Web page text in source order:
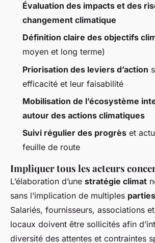
Évaluation des impacts et des
changement climatique
Définition claire des objectifs
moyen et long terme)
Priorisation des leviers d’action
efficacité et leur faisabilité
Mobilisation de l’écosystème
autour des actions climatiques
Suivi régulier des progrès et
feuille de route
Impliquer tous les acteurs
L’élaboration d’une stratégie climat
sans l’implication de multiples
Salariés, fournisseurs, associations
locaux doivent être sollicités afin
diversité des attentes et contraintes